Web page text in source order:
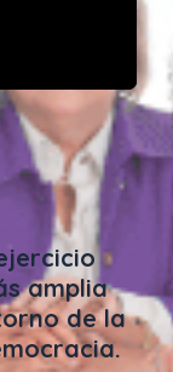
amplia
de la